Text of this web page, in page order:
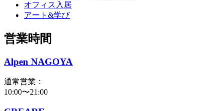
オフィス入居
アート&学び
営業時間
Alpen NAGOYA
通常営業：
10:00〜21:00